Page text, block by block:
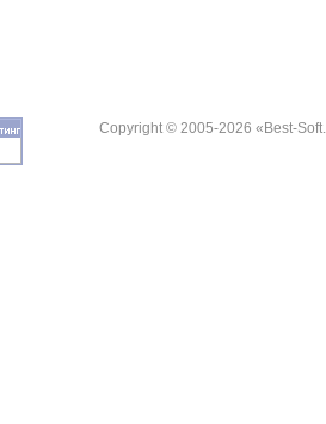
Copyright © 2005-2026 «Best-